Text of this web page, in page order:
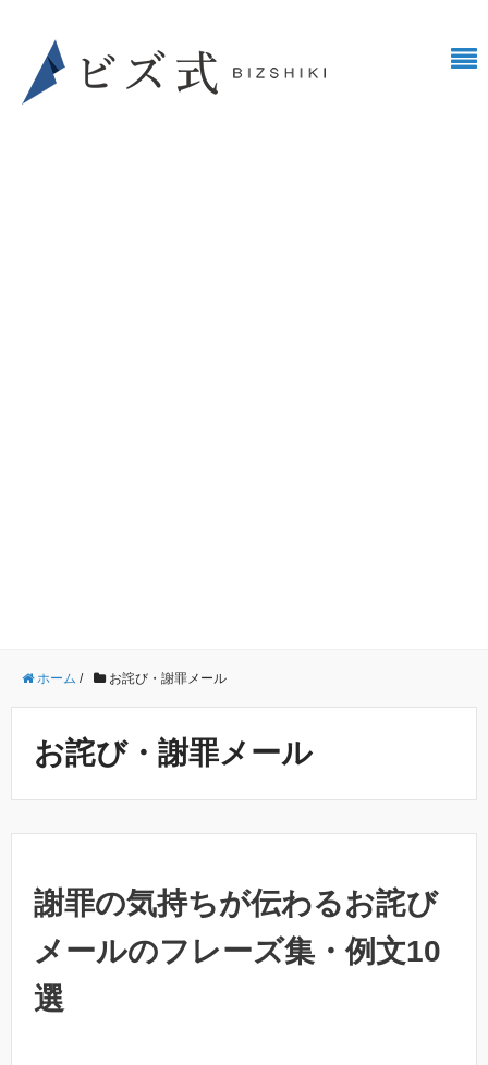
ホーム / お詫び・謝罪メール
お詫び・謝罪メール
謝罪の気持ちが伝わるお詫び
メールのフレーズ集・例文10
選